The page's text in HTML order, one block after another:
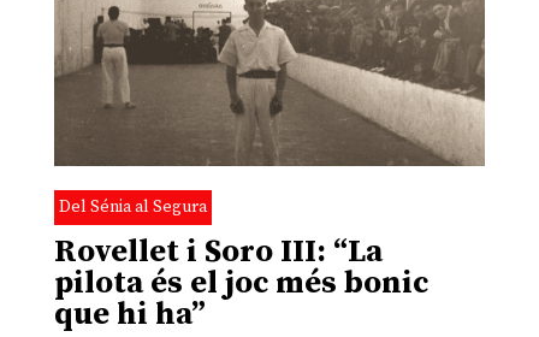
Del Sénia al Segura
Rovellet i Soro III: “La
pilota és el joc més bonic
que hi ha”